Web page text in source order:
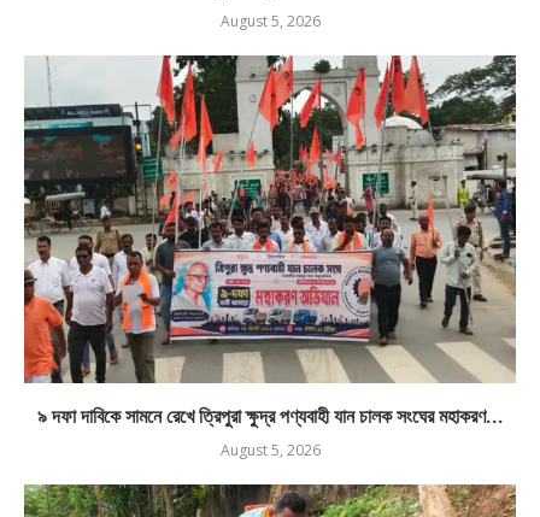
August 5, 2026
৯ দফা দাবিকে সামনে রেখে ত্রিপুরা ক্ষুদ্র পণ্যবাহী যান চালক সংঘের মহাকরণ...
August 5, 2026